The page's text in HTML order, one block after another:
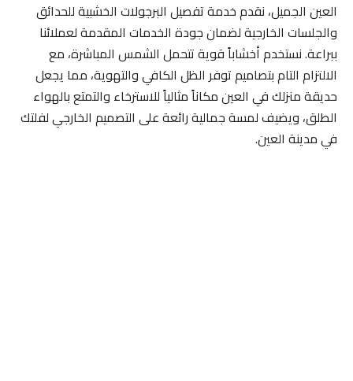
العين الجميل، نقدم خدمة تفصيل البرجولات الخشبية للحدائق
والجلسات الخارجية لضمان جودة الخدمات المقدمة لعملائنا
ببراعة. نستخدم أخشاباً قوية تتحمل الشمس المباشرة، مع
الالتزام التام بتصاميم توفر الظل الكافي والتهوية، مما يجعل
حديقة منزلك في العين مكاناً مثالياً للاسترخاء والتمتع بالهواء
الطلق، ويضيف لمسة جمالية رائعة على التصميم الخارجي لفلتك
في مدينة العين.